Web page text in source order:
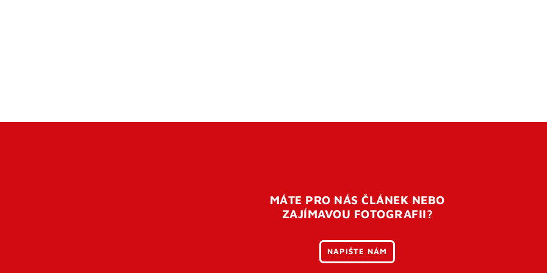
MÁTE PRO NÁS ČLÁNEK NEBO
ZAJÍMAVOU FOTOGRAFII?
NAPIŠTE NÁM